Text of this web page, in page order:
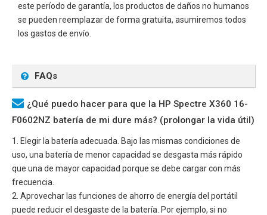
este período de garantía, los productos de daños no humanos
se pueden reemplazar de forma gratuita, asumiremos todos
los gastos de envío.
FAQs
¿Qué puedo hacer para que la HP Spectre X360 16-
F0602NZ batería de mi dure más? (prolongar la vida útil)
1. Elegir la batería adecuada. Bajo las mismas condiciones de
uso, una batería de menor capacidad se desgasta más rápido
que una de mayor capacidad porque se debe cargar con más
frecuencia.
2. Aprovechar las funciones de ahorro de energía del portátil
puede reducir el desgaste de la batería. Por ejemplo, si no